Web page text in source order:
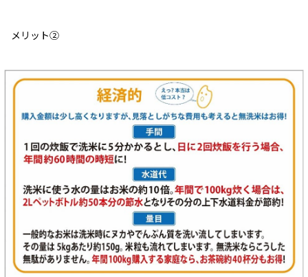
メリット②